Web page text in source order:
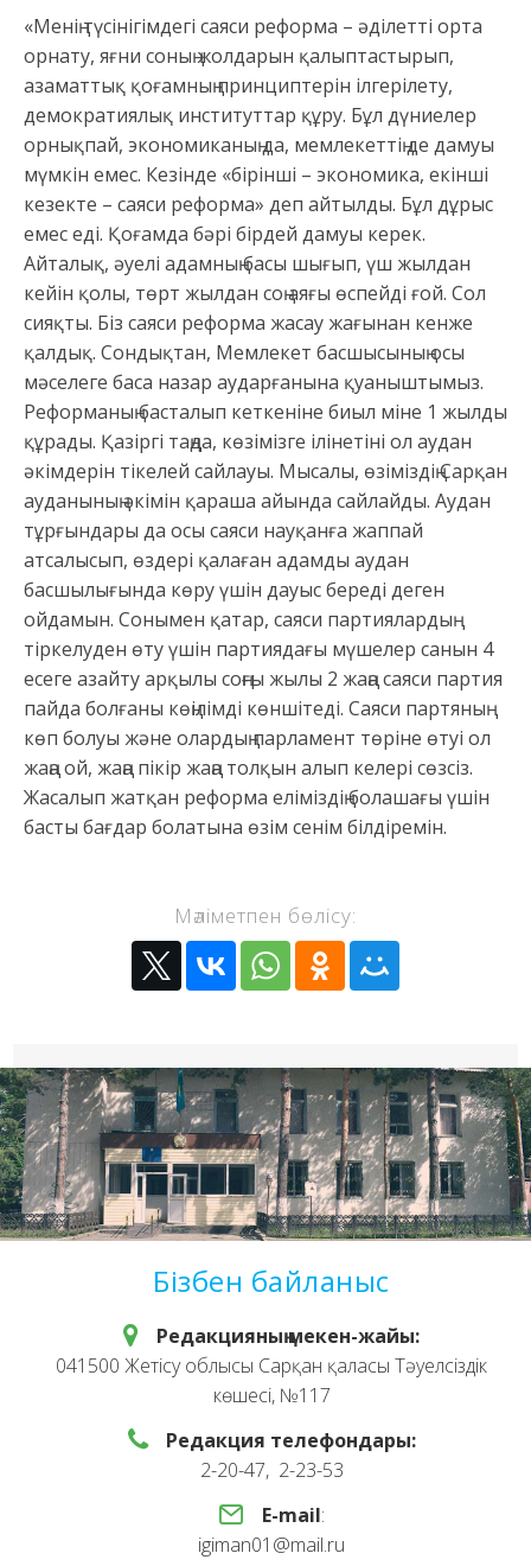
«Менің түсінігімдегі саяси реформа – әділетті орта
орнату, яғни соның жолдарын қалыптастырып,
азаматтық қоғамның принциптерін ілгерілету,
демократиялық институттар құру. Бұл дүниелер
орнықпай, экономиканың да, мемлекеттің де дамуы
мүмкін емес. Кезінде «бірінші – экономика, екінші
кезекте – саяси реформа» деп айтылды. Бұл дұрыс
емес еді. Қоғамда бәрі бірдей дамуы керек.
Айталық, әуелі адамның басы шығып, үш жылдан
кейін қолы, төрт жылдан соң аяғы өспейді ғой. Сол
сияқты. Біз саяси реформа жасау жағынан кенже
қалдық. Сондықтан, Мемлекет басшысының осы
мәселеге баса назар аударғанына қуаныштымыз.
Реформаның басталып кеткеніне биыл міне 1 жылды
құрады. Қазіргі таңда, көзімізге ілінетіні ол аудан
әкімдерін тікелей сайлауы. Мысалы, өзіміздің Сарқан
ауданының әкімін қараша айында сайлайды. Аудан
тұрғындары да осы саяси науқанға жаппай
атсалысып, өздері қалаған адамды аудан
басшылығында көру үшін дауыс береді деген
ойдамын. Сонымен қатар, саяси партиялардың
тіркелуден өту үшін партиядағы мүшелер санын 4
есеге азайту арқылы соңғы жылы 2 жаңа саяси партия
пайда болғаны көңілімді көншітеді. Саяси партяның
көп болуы және олардың парламент төріне өтуі ол
жаңа ой, жаңа пікір жаңа толқын алып келері сөзсіз.
Жасалып жатқан реформа еліміздің болашағы үшін
басты бағдар болатына өзім сенім білдіремін.
Мәліметпен бөлісу:
Бізбен байланыс
Редакцияның мекен-жайы:
041500 Жетісу облысы Сарқан қаласы Тәуелсіздік
көшесі, №117
Редакция телефондары:
2-20-47, 2-23-53
E-mail:
igiman01@mail.ru